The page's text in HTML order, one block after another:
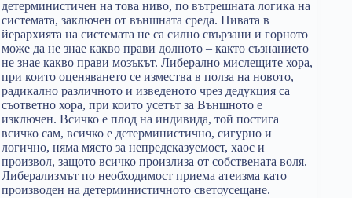
детерминистичен на това ниво, по вътрешната логика на
системата, заключен от външната среда. Нивата в
йерархията на системата не са силно свързани и горното
може да не знае какво прави долното – както съзнанието
не знае какво прави мозъкът. Либерално мислещите хора,
при които оценяването се измества в полза на новото,
радикално различното и изведеното чрез дедукция са
съответно хора, при които усетът за Външното е
изключен. Всичко е плод на индивида, той постига
всичко сам, всичко е детерминистично, сигурно и
логично, няма място за непредсказуемост, хаос и
произвол, защото всичко произлиза от собствената воля.
Либерализмът по необходимост приема атеизма като
производен на детерминистичното светоусещане.